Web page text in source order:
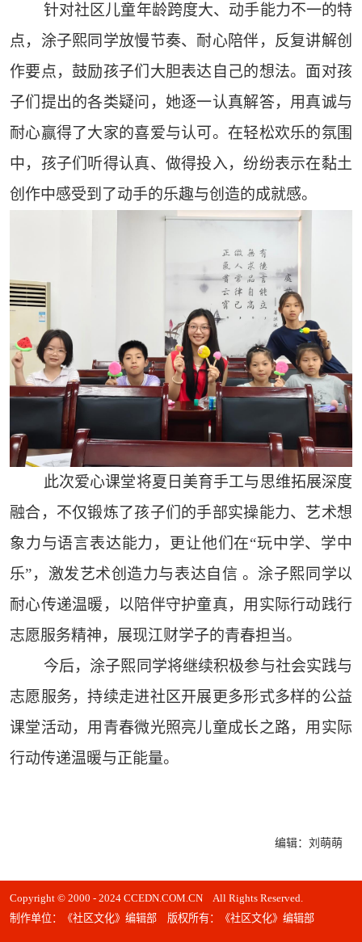
针对社区儿童年龄跨度大、动手能力不一的特
点，涂子熙同学放慢节奏、耐心陪伴，反复讲解创
作要点，鼓励孩子们大胆表达自己的想法。面对孩
子们提出的各类疑问，她逐一认真解答，用真诚与
耐心赢得了大家的喜爱与认可。在轻松欢乐的氛围
中，孩子们听得认真、做得投入，纷纷表示在黏土
创作中感受到了动手的乐趣与创造的成就感。
此次爱心课堂将夏日美育手工与思维拓展深度
融合，不仅锻炼了孩子们的手部实操能力、艺术想
象力与语言表达能力，更让他们在“玩中学、学中
乐”，激发艺术创造力与表达自信 。涂子熙同学以
耐心传递温暖，以陪伴守护童真，用实际行动践行
志愿服务精神，展现江财学子的青春担当。
今后，涂子熙同学将继续积极参与社会实践与
志愿服务，持续走进社区开展更多形式多样的公益
课堂活动，用青春微光照亮儿童成长之路，用实际
行动传递温暖与正能量。
编辑：刘萌萌
Copyright © 2000 - 2024 CCEDN.COM.CN All Rights Reserved.
制作单位：《社区文化》编辑部 版权所有：《社区文化》编辑部